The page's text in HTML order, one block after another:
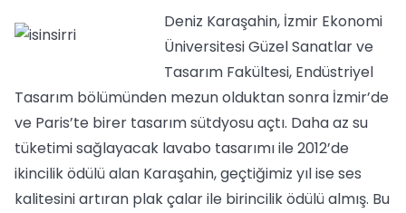
Deniz Karaşahin, İzmir Ekonomi
Üniversitesi Güzel Sanatlar ve
Tasarım Fakültesi, Endüstriyel
Tasarım bölümünden mezun olduktan sonra İzmir’de
ve Paris’te birer tasarım sütdyosu açtı. Daha az su
tüketimi sağlayacak lavabo tasarımı ile 2012’de
ikincilik ödülü alan Karaşahin, geçtiğimiz yıl ise ses
kalitesini artıran plak çalar ile birincilik ödülü almış. Bu